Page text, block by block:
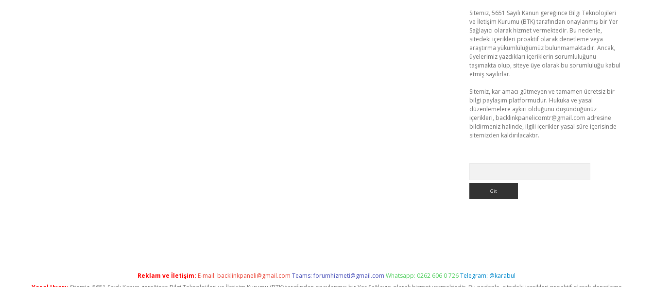
Sitemiz, 5651 Sayılı Kanun gereğince Bilgi Teknolojileri
ve İletişim Kurumu (BTK) tarafından onaylanmış bir Yer
Sağlayıcı olarak hizmet vermektedir. Bu nedenle,
sitedeki içerikleri proaktif olarak denetleme veya
araştırma yükümlülüğümüz bulunmamaktadır. Ancak,
üyelerimiz yazdıkları içeriklerin sorumluluğunu
taşımakta olup, siteye üye olarak bu sorumluluğu kabul
etmiş sayılırlar.
Sitemiz, kar amacı gütmeyen ve tamamen ücretsiz bir
bilgi paylaşım platformudur. Hukuka ve yasal
düzenlemelere aykırı olduğunu düşündüğünüz
içerikleri, backlinkpanelicomtr@gmail.com adresine
bildirmeniz halinde, ilgili içerikler yasal süre içerisinde
sitemizden kaldırılacaktır.
Reklam ve İletişim: E-mail: backlinkpaneli@gmail.com Teams:forumhizmeti@gmail.com Whatsapp: 0262 606 0 726Telegram: @karabul